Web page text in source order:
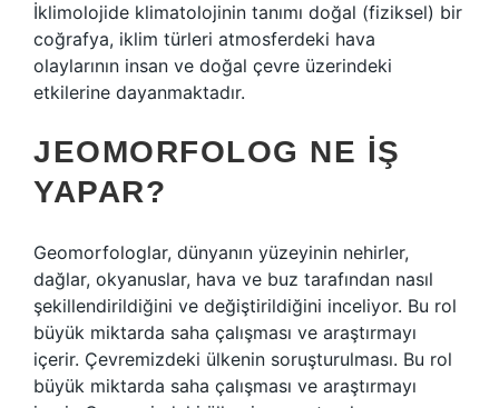
İklimolojide klimatolojinin tanımı doğal (fiziksel) bir
coğrafya, iklim türleri atmosferdeki hava
olaylarının insan ve doğal çevre üzerindeki
etkilerine dayanmaktadır.
JEOMORFOLOG NE IŞ
YAPAR?
Geomorfologlar, dünyanın yüzeyinin nehirler,
dağlar, okyanuslar, hava ve buz tarafından nasıl
şekillendirildiğini ve değiştirildiğini inceliyor. Bu rol
büyük miktarda saha çalışması ve araştırmayı
içerir. Çevremizdeki ülkenin soruşturulması. Bu rol
büyük miktarda saha çalışması ve araştırmayı